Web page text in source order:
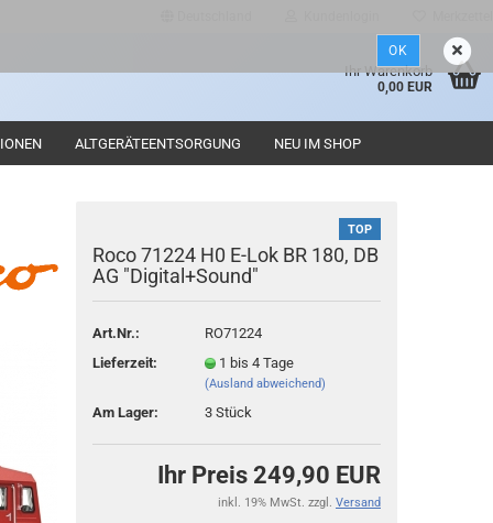
Ihr Warenkorb
0,00 EUR
OK
ALTGERÄTEENTSORGUNG NEU IM SHOP
TOP
Roco 71224 H0 E-Lok BR 180, DB
AG "Digital+Sound"
Art.Nr.:
RO71224
Lieferzeit:
1 bis 4 Tage
(Ausland abweichend)
Am Lager: 3 Stück
Ihr Preis 249,90 EUR
inkl. 19% MwSt. zzgl. Versand